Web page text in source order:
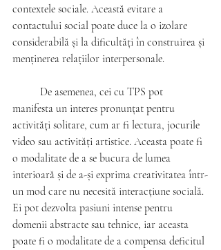
contextele sociale. Această evitare a
contactului social poate duce la o izolare
considerabilă și la dificultăți în construirea și
menținerea relațiilor interpersonale.
manifesta un interes pronunțat pentru
activități solitare, cum ar fi lectura, jocurile
video sau activități artistice. Aceasta poate fi
o modalitate de a se bucura de lumea
interioară și de a-și exprima creativitatea într-
un mod care nu necesită interacțiune socială.
Ei pot dezvolta pasiuni intense pentru
domenii abstracte sau tehnice, iar aceasta
poate fi o modalitate de a compensa deficitul